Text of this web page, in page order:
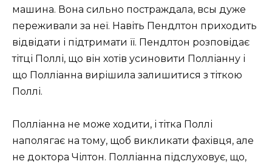
машина. Вона сильно постраждала, всы дуже
переживали за неї. Навіть Пендлтон приходить
відвідати і підтримати її. Пендлтон розповідає
тітці Поллі, що він хотів усиновити Полліанну і
що Полліанна вирішила залишитися з тіткою
Поллі.
Полліанна не може ходити, і тітка Поллі
наполягає на тому, щоб викликати фахівця, але
не доктора Чілтон. Полліанна підслуховує, що,